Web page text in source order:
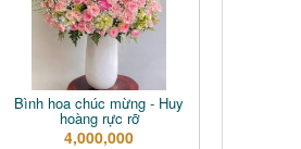
Bình hoa chúc mừng - Huy
hoàng rực rỡ
4,000,000